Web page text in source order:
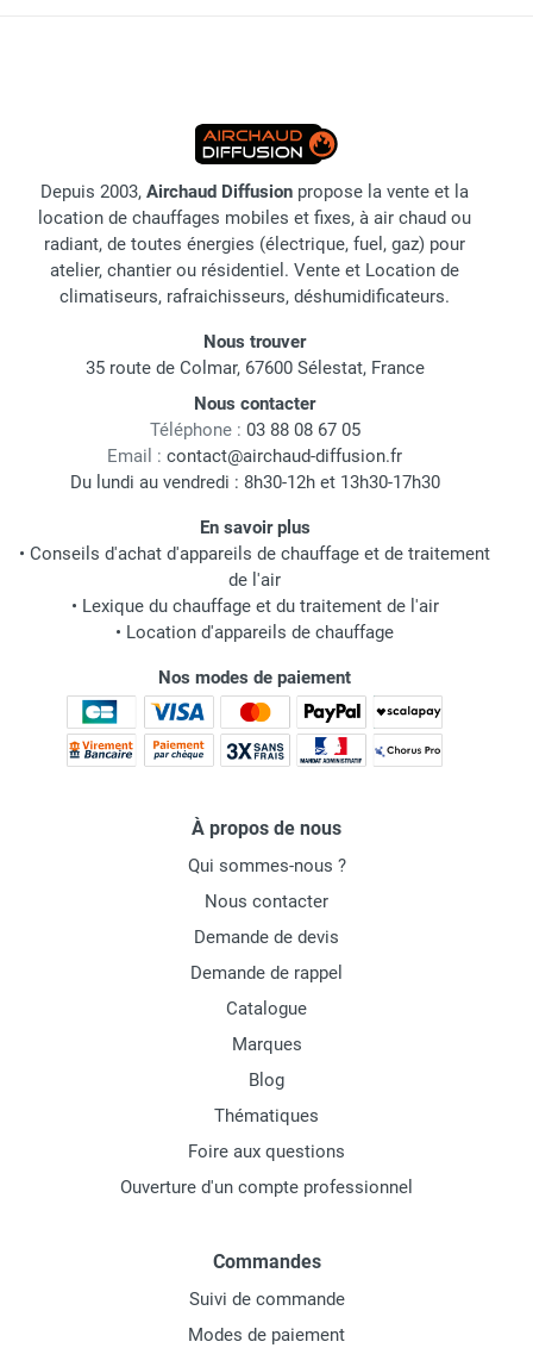
Depuis 2003, Airchaud Diffusion propose la vente et la
location de chauffages mobiles et fixes, à air chaud ou
radiant, de toutes énergies (électrique, fuel, gaz) pour
atelier, chantier ou résidentiel. Vente et Location de
climatiseurs, rafraichisseurs, déshumidificateurs.
Nous trouver
35 route de Colmar, 67600 Sélestat, France
Nous contacter
Téléphone : 03 88 08 67 05
Email : contact@airchaud-diffusion.fr
Du lundi au vendredi : 8h30-12h et 13h30-17h30
En savoir plus
• Conseils d'achat d'appareils de chauffage et de traitement
de l'air
• Lexique du chauffage et du traitement de l'air
• Location d'appareils de chauffage
Nos modes de paiement
À propos de nous
Qui sommes-nous ?
Nous contacter
Demande de devis
Demande de rappel
Catalogue
Marques
Blog
Thématiques
Foire aux questions
Ouverture d'un compte professionnel
Commandes
Suivi de commande
Modes de paiement